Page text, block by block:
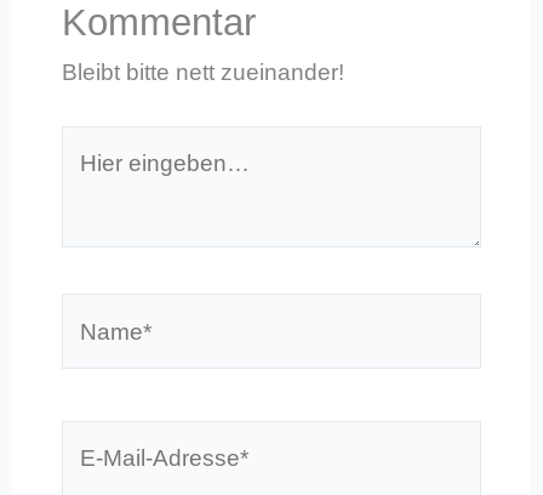
Kommentar
Bleibt bitte nett zueinander!
eingeben…